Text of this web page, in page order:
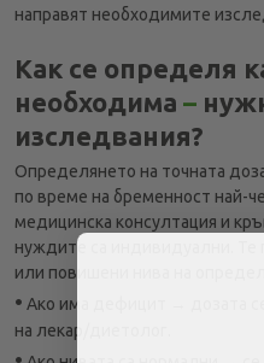
направят необходимите
Как се определя
необходима –
изследвания?
Определянето на точната
по време на бременност най-
медицинска консултация и
нуждите са индивидуални.
или повишени нива на
• Ако има дефицит → дозата
на лекар/диетолог.